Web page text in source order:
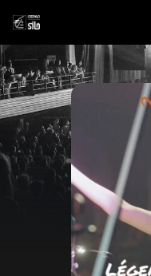
Recevez toute
Rivaj Group traite votre adresse
la newsletter deCepac Silo. Vous
Pour en savoir plus, consultez notre